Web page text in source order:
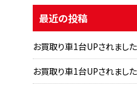
最近の投稿
お買取り車1台UPされました
お買取り車1台UPされました